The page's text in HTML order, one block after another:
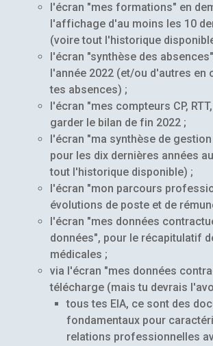
l'écran "mes formations" en
l'affichage d'au moins les 10
(voire tout l'historique
l'écran "synthèse des
l'année 2022 (et/ou d'autres en
tes absences) ;
l'écran "mes compteurs CP,
garder le bilan de fin 2022 ;
l'écran "ma synthèse de
pour les dix dernières années
tout l'historique disponible) ;
l'écran "mon parcours
évolutions de poste et de
l'écran "mes données
données", pour le récapitulatif
médicales ;
via l'écran "mes données
télécharge (mais tu devrais
tous tes EIA, ce sont des
fondamentaux pour
relations professionnelles